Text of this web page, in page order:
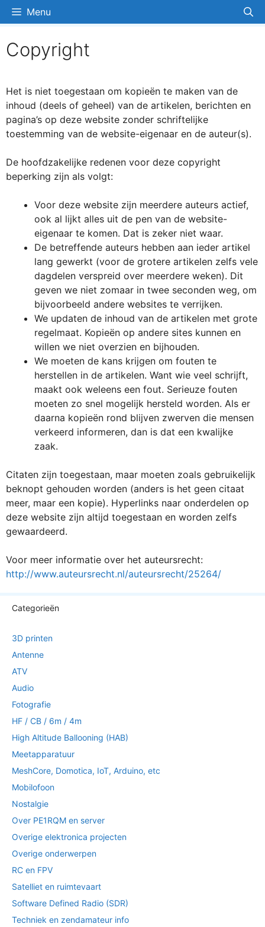
naar
inhoud
Menu
Copyright
Het is niet toegestaan om kopieën te maken van de
inhoud (deels of geheel) van de artikelen, berichten en
pagina’s op deze website zonder schriftelijke
toestemming van de website-eigenaar en de auteur(s).
De hoofdzakelijke redenen voor deze copyright
beperking zijn als volgt:
Voor deze website zijn meerdere auteurs actief,
ook al lijkt alles uit de pen van de website-
eigenaar te komen. Dat is zeker niet waar.
De betreffende auteurs hebben aan ieder artikel
lang gewerkt (voor de grotere artikelen zelfs vele
dagdelen verspreid over meerdere weken). Dit
geven we niet zomaar in twee seconden weg, om
bijvoorbeeld andere websites te verrijken.
We updaten de inhoud van de artikelen met grote
regelmaat. Kopieën op andere sites kunnen en
willen we niet overzien en bijhouden.
We moeten de kans krijgen om fouten te
herstellen in de artikelen. Want wie veel schrijft,
maakt ook weleens een fout. Serieuze fouten
moeten zo snel mogelijk hersteld worden. Als er
daarna kopieën rond blijven zwerven die mensen
verkeerd informeren, dan is dat een kwalijke
zaak.
Citaten zijn toegestaan, maar moeten zoals gebruikelijk
beknopt gehouden worden (anders is het geen citaat
meer, maar een kopie). Hyperlinks naar onderdelen op
deze website zijn altijd toegestaan en worden zelfs
gewaardeerd.
Voor meer informatie over het auteursrecht:
http://www.auteursrecht.nl/auteursrecht/25264/
Categorieën
3D printen
Antenne
ATV
Audio
Fotografie
HF / CB / 6m / 4m
High Altitude Ballooning (HAB)
Meetapparatuur
MeshCore, Domotica, IoT, Arduino, etc
Mobilofoon
Nostalgie
Over PE1RQM en server
Overige elektronica projecten
Overige onderwerpen
RC en FPV
Satelliet en ruimtevaart
Software Defined Radio (SDR)
Techniek en zendamateur info